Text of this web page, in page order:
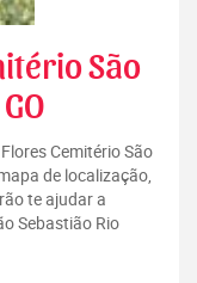
São
Cemitério São
de localização,
te ajudar a
Sebastião Rio